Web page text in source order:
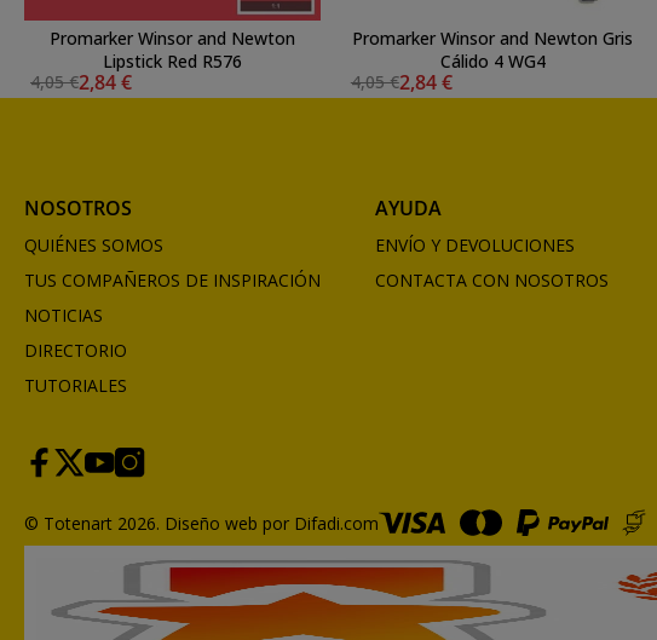
Promarker Winsor and Newton
Lipstick Red R576
4,05 €2,84 €
Promarker Winsor and Newton Gris
Cálido 4 WG4
4,05 €2,84 €
NOSOTROS
QUIÉNES SOMOS
TUS COMPAÑEROS DE INSPIRACIÓN
NOTICIAS
DIRECTORIO
TUTORIALES
AYUDA
ENVÍO Y DEVOLUCIONES
CONTACTA CON NOSOTROS
© Totenart 2026. Diseño web por Difadi.com